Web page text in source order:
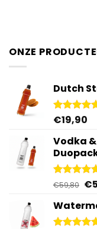
ONZE
Dutch
uit 5
€19,90
Vodka &
4.88
€59,80 €